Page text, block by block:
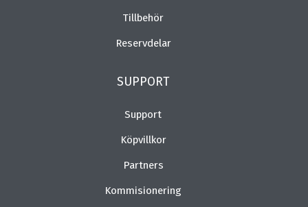
Tillbehör
Reservdelar
SUPPORT
Support
Köpvillkor
Partners
Kommisionering